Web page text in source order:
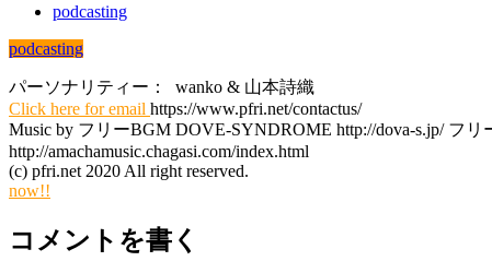
podcasting
podcasting
パーソナリティー： wanko & 山本詩織
Click here for email https://www.pfri.net/contactus/
Music by フリーBGM DOVE-SYNDROME http://dova-s.jp/ フ
http://amachamusic.chagasi.com/index.html
(c) pfri.net 2020 All right reserved.
now!!
コメントを書く